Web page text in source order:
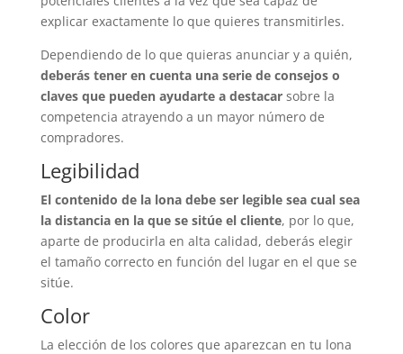
explicar exactamente lo que quieres transmitirles.
Dependiendo de lo que quieras anunciar y a quién,
deberás tener en cuenta una serie de consejos o
claves que pueden ayudarte a destacarsobre la
competencia atrayendo a un mayor número de
compradores.
Legibilidad
El contenido de la lona debe ser legible sea cual sea
la distancia en la que se sitúe el cliente, por lo que,
aparte de producirla en alta calidad, deberás elegir
el tamaño correcto en función del lugar en el que se
sitúe.
Color
La elección de los colores que aparezcan en tu lona